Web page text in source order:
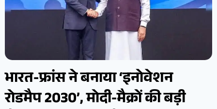
भारत-फ्रांस ने बनाया ‘इनोवेशन
रोडमैप 2030’, मोदी-मैक्रों की बड़ी